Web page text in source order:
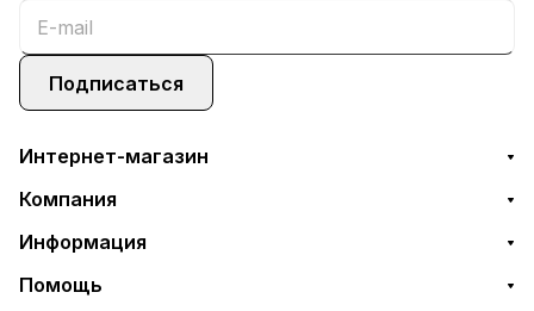
Подписаться
Интернет-магазин
Компания
Информация
Помощь